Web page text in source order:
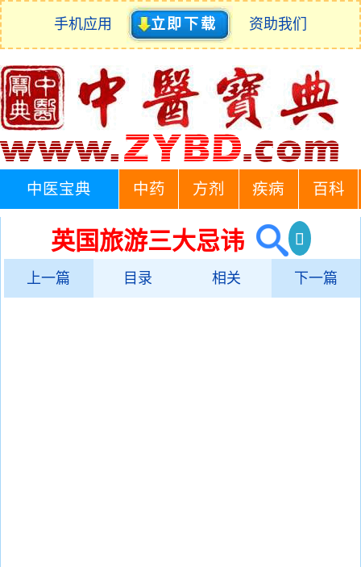
手机应用 立即下载 资助我们
中医宝典 中药 方剂 疾病 百科
英国旅游三大忌讳
上一篇 目录 相关 下一篇